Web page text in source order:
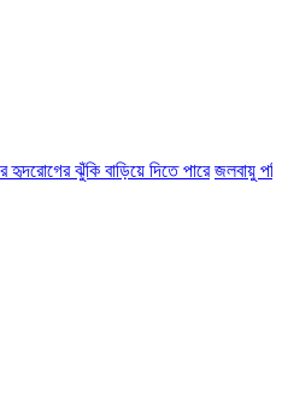
ঝুঁকি বাড়িয়ে দিতে পারে জলবায়ু পরিবর্তনে